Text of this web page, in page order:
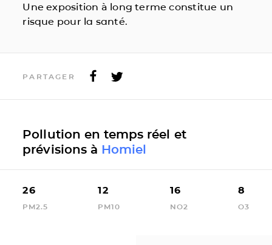
Une exposition à long terme constitue un
risque pour la santé.
PARTAGER
Pollution en temps réel et
prévisions à Homiel
26
PM2.5
12
PM10
16
NO2
8
O3